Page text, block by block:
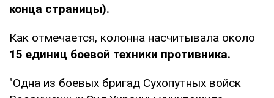
конца страницы).
Как отмечается, колонна насчитывала около
15 единиц боевой техники противника.
"Одна из боевых бригад Сухопутных войск